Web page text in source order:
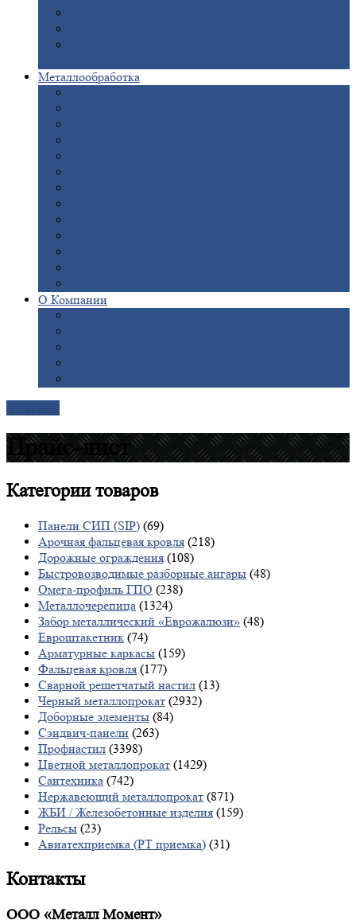
Металлообработка
О Компании
Прайс-лист
Категориитоваров
Панели СИП (SIP) (69)
Арочная фальцевая кровля (218)
Дорожные ограждения (108)
Быстровозводимые разборные ангары (48)
Омега-профиль ГПО (238)
Металлочерепица (1324)
Забор металлический «Еврожалюзи» (48)
Евроштакетник (74)
Арматурные каркасы (159)
Фальцевая кровля (177)
Сварной решетчатый настил (13)
Черный металлопрокат (2932)
Доборные элементы (84)
Сэндвич-панели (263)
Профнастил (3398)
Цветной металлопрокат (1429)
Сантехника (742)
Нержавеющий металлопрокат (871)
ЖБИ / Железобетонные изделия (159)
Рельсы (23)
Авиатехприемка (РТ приемка) (31)
Контакты
ООО «Металл Момент»